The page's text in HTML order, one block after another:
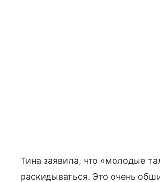
Тина заявила, что «молодые
раскидываться. Это очень